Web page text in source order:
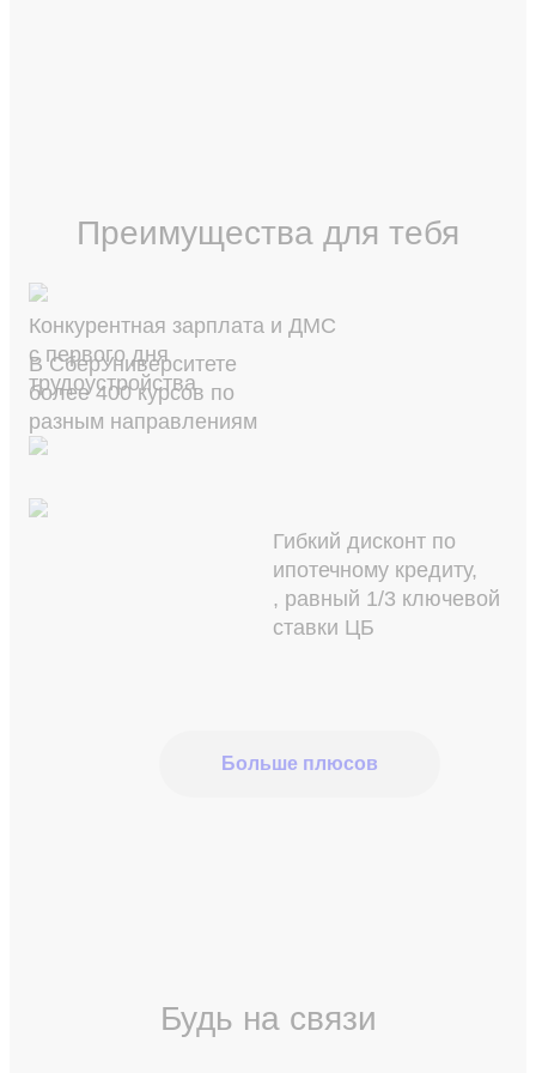
Преимущества для тебя
Конкурентная зарплата и ДМС
с первого дня
трудоустройства
В СберУниверситете
более 400 курсов по
разным направлениям
Гибкий дисконт по
ипотечному кредиту,
, равный 1/3 ключевой
ставки ЦБ
Больше плюсов
Будь на связи